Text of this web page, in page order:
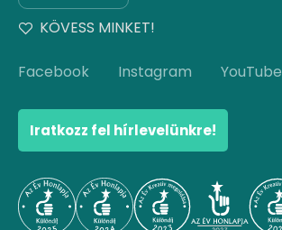
KÖVESS MINKET!
Facebook Instagram YouTube
Iratkozz fel hírlevelünkre!